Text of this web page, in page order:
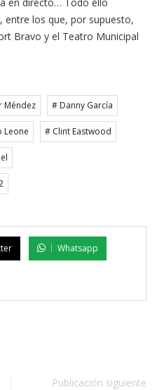
entre los que, por supuesto,
Bravo y el Teatro Municipal
Méndez # Danny García
Leone # Clint Eastwood
Whatsapp
Publicación siguiente